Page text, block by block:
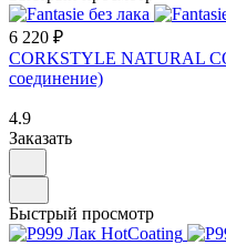
6 220 ₽
CORKSTYLE NATURAL
соединение)
4.9
Заказать
Быстрый просмотр